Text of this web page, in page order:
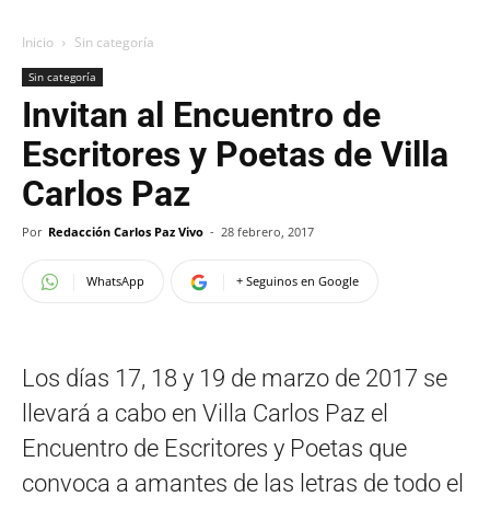
Inicio Sin categoría
Sin categoría
Invitan al Encuentro de
Escritores y Poetas de Villa
Carlos Paz
Por Redacción Carlos Paz Vivo - 28 febrero, 2017
WhatsApp + Seguinos en Google
Los días 17, 18 y 19 de marzo de 2017 se
llevará a cabo en Villa Carlos Paz el
Encuentro de Escritores y Poetas que
convoca a amantes de las letras de todo el